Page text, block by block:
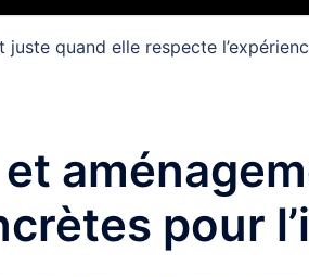
quand elle respecte
pour